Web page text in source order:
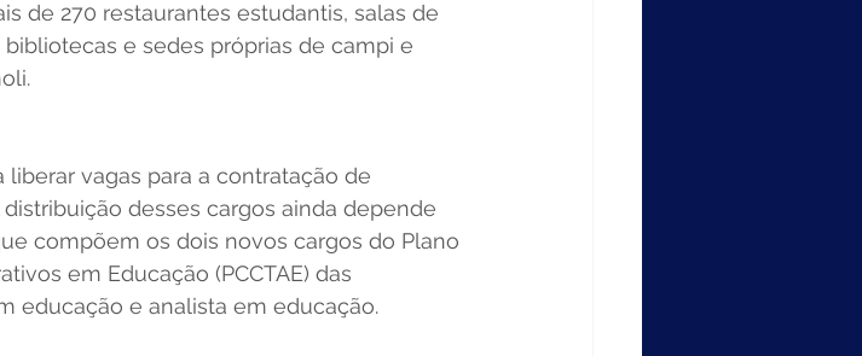
de 270 restaurantes estudantis, salas de
e sedes próprias de campi e
vagas para a contratação de
desses cargos ainda depende
compõem os dois novos cargos do Plano
em Educação (PCCTAE) das
educação e analista em educação.